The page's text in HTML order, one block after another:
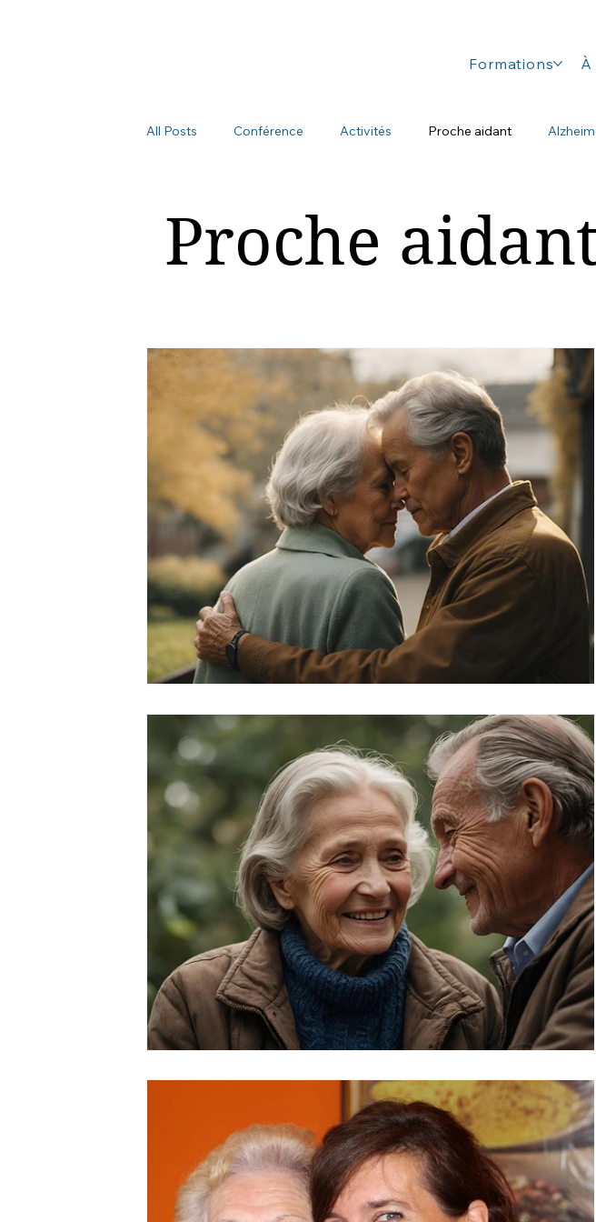
Formations À
All Posts Conférence Activités Proche aidant
Proche